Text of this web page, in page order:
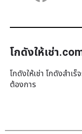
โกดังให้เช่า
โกดังให้เช่า โกดังสำเ
ต้องการ